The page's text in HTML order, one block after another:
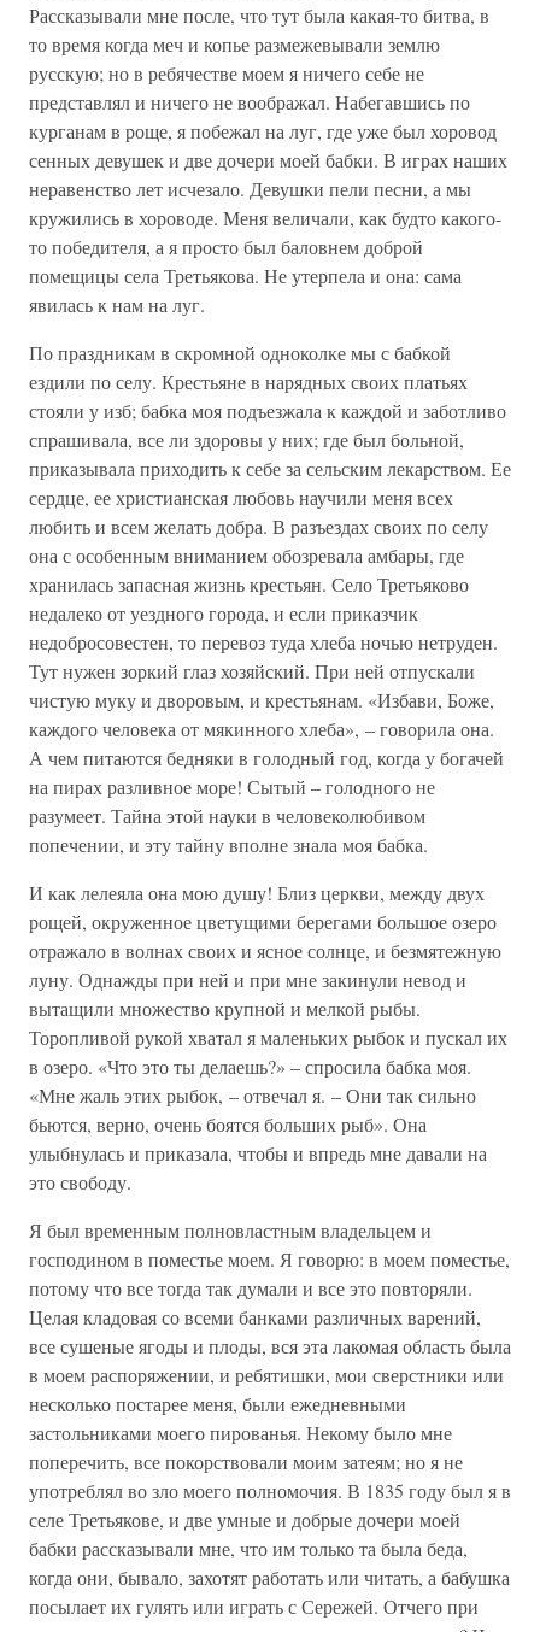
Рассказывали мне после, что тут была какая-то битва, в
то время когда меч и копье размежевывали землю
русскую; но в ребячестве моем я ничего себе не
представлял и ничего не воображал. Набегавшись по
курганам в роще, я побежал на луг, где уже был хоровод
сенных девушек и две дочери моей бабки. В играх наших
неравенство лет исчезало. Девушки пели песни, а мы
кружились в хороводе. Меня величали, как будто какого-
то победителя, а я просто был баловнем доброй
помещицы села Третьякова. Не утерпела и она: сама
явилась к нам на луг.
По праздникам в скромной одноколке мы с бабкой
ездили по селу. Крестьяне в нарядных своих платьях
стояли у изб; бабка моя подъезжала к каждой и заботливо
спрашивала, все ли здоровы у них; где был больной,
приказывала приходить к себе за сельским лекарством. Ее
сердце, ее христианская любовь научили меня всех
любить и всем желать добра. В разъездах своих по селу
она с особенным вниманием обозревала амбары, где
хранилась запасная жизнь крестьян. Село Третьяково
недалеко от уездного города, и если приказчик
недобросовестен, то перевоз туда хлеба ночью нетруден.
Тут нужен зоркий глаз хозяйский. При ней отпускали
чистую муку и дворовым, и крестьянам. «Избави, Боже,
каждого человека от мякинного хлеба», – говорила она.
А чем питаются бедняки в голодный год, когда у богачей
на пирах разливное море! Сытый – голодного не
разумеет. Тайна этой науки в человеколюбивом
попечении, и эту тайну вполне знала моя бабка.
И как лелеяла она мою душу! Близ церкви, между двух
рощей, окруженное цветущими берегами большое озеро
отражало в волнах своих и ясное солнце, и безмятежную
луну. Однажды при ней и при мне закинули невод и
вытащили множество крупной и мелкой рыбы.
Торопливой рукой хватал я маленьких рыбок и пускал их
в озеро. «Что это ты делаешь?» – спросила бабка моя.
«Мне жаль этих рыбок, – отвечал я. – Они так сильно
бьются, верно, очень боятся больших рыб». Она
улыбнулась и приказала, чтобы и впредь мне давали на
это свободу.
Я был временным полновластным владельцем и
господином в поместье моем. Я говорю: в моем поместье,
потому что все тогда так думали и все это повторяли.
Целая кладовая со всеми банками различных варений,
все сушеные ягоды и плоды, вся эта лакомая область была
в моем распоряжении, и ребятишки, мои сверстники или
несколько постарее меня, были ежедневными
застольниками моего пированья. Некому было мне
поперечить, все покорствовали моим затеям; но я не
употреблял во зло моего полномочия. В 1835 году был я в
селе Третьякове, и две умные и добрые дочери моей
бабки рассказывали мне, что им только та была беда,
когда они, бывало, захотят работать или читать, а бабушка
посылает их гулять или играть с Сережей. Отчего при